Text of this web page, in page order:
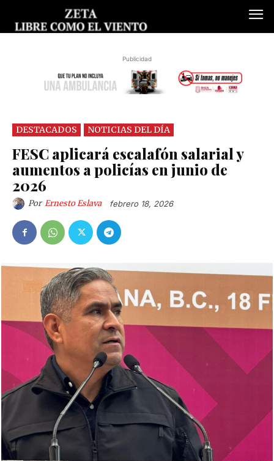
Publicidad
DESTACADOS NOTICIAS DEL DÍA
FESC aplicará escalafón salarial y
aumentos a policías en junio de
2026
Por Ernesto Eslava febrero 18, 2026